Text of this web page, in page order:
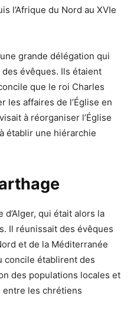
l’Afrique du Nord au XVIe
grande délégation qui
évêques. Ils étaient
que le roi Charles
les affaires de l’Église en
à réorganiser l’Église
établir une hiérarchie
qui était alors la
Il réunissait des évêques
et de la Méditerranée
concile établirent des
des populations locales et
entre les chrétiens